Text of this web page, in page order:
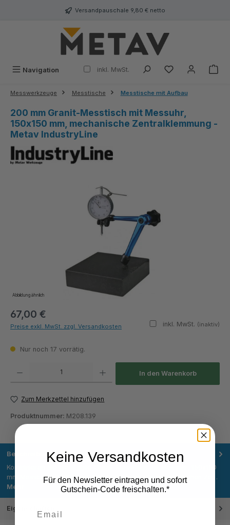
Versandpauschale 9,80 € netto
Navigation inkl. MwSt.
Messwerkzeuge Messtische Messtische mit Aufbau
200 mm Granit-Messtisch mit Messuhr,
150x150 mm, mechanische Zentralklemmung -
Metav IndustryLine
Abbildung ähnlich
67,00 €
inkl. MwSt. (inaktiv)
Preise exkl. MwSt. zzgl. Versandkosten
Nur noch 17 vorrätig.
In den Warenkorb
Zum Merkzettel hinzufügen
Produktnummer: M208.139
Beschreibung
Kombinieren Sie die stabile Granit-Messtisch mit Messuhr, 150x150
mm Messbereich 200 mm-Konstruktion mit der mechanischen Ze…
Mehr
Eigenschaften
Keine Versandkosten
Für den Newsletter eintragen und sofort
Gutschein-Code freischalten.*